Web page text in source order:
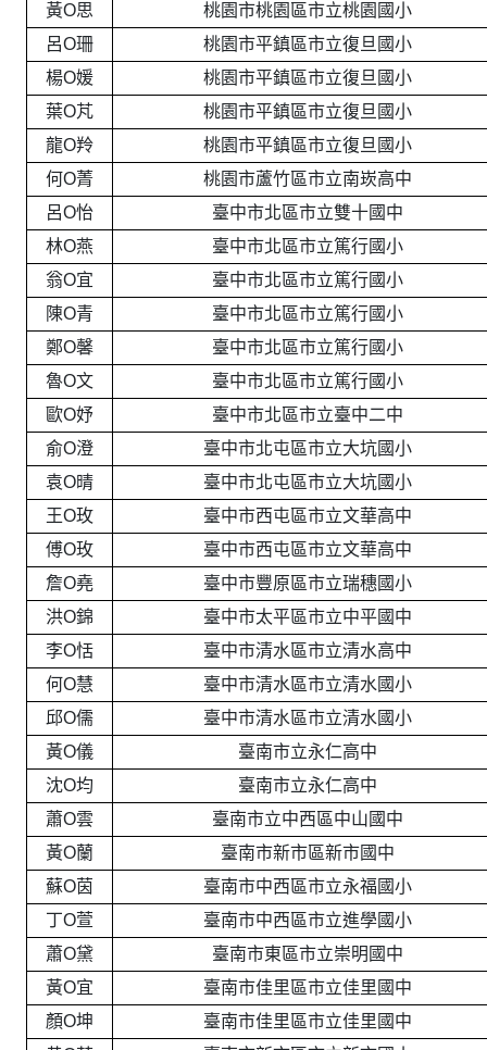
黃O思
桃園市桃園區市立桃園國小
呂O珊
桃園市平鎮區市立復旦國小
楊O媛
桃園市平鎮區市立復旦國小
葉O芃
桃園市平鎮區市立復旦國小
龍O羚
桃園市平鎮區市立復旦國小
何O菁
桃園市蘆竹區市立南崁高中
呂O怡
臺中市北區市立雙十國中
林O燕
臺中市北區市立篤行國小
翁O宜
臺中市北區市立篤行國小
陳O青
臺中市北區市立篤行國小
鄭O馨
臺中市北區市立篤行國小
魯O文
臺中市北區市立篤行國小
歐O妤
臺中市北區市立臺中二中
俞O澄
臺中市北屯區市立大坑國小
袁O晴
臺中市北屯區市立大坑國小
王O玫
臺中市西屯區市立文華高中
傅O玫
臺中市西屯區市立文華高中
詹O堯
臺中市豐原區市立瑞穗國小
洪O錦
臺中市太平區市立中平國中
李O恬
臺中市清水區市立清水高中
何O慧
臺中市清水區市立清水國小
邱O儒
臺中市清水區市立清水國小
黃O儀
臺南市立永仁高中
沈O均
臺南市立永仁高中
蕭O雲
臺南市立中西區中山國中
黃O蘭
臺南市新市區新市國中
蘇O茵
臺南市中西區市立永福國小
丁O萱
臺南市中西區市立進學國小
蕭O黛
臺南市東區市立崇明國中
黃O宜
臺南市佳里區市立佳里國中
顏O坤
臺南市佳里區市立佳里國中